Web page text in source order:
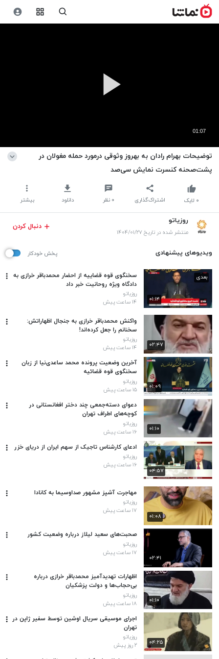
01:07
توضیحات بهرام رادان به بهروز وثوقی در‌مورد حمله مغولان در
پشت‌صحنه کنسرت نمایش سی‌صد
اشتراک‌گذاری ۰ نظر دانلود بیشتر ۰ لایک
روزیاتو
منتشر شده در تاریخ ۱۴۰۴/۰۱/۲۷
دنبال کردن
ویدیوهای پیشنهادی پخش خودکار
۰۱:۱۴
بعدی
سخنگوی قوه قضاییه از احضار محمدباقر خرازی به
دادگاه ویژه روحانیت خبر داد
روزیاتو
۱۴ ساعت پیش
۰۲:۴۷
واکنش محمدباقر خرازی به جنجال اظهاراتش:
سخنانم را جعل کرده‌اند!
روزیاتو
۱۴ ساعت پیش
۰۱:۰۹
آخرین وضعیت پرونده محمد ساعدی‌نیا از زبان
سخنگوی قوه قضائیه
روزیاتو
۱۵ ساعت پیش
۰۱:۱۰
دعوای دسته‌جمعی چند دختر افغانستانی در
کوچه‌های اطراف تهران
روزیاتو
۱۶ ساعت پیش
۰۴:۵۷
ادعای کارشناس تاجیک از سهم ایران از دریای خزر
روزیاتو
۱۶ ساعت پیش
۰۱:۰۸
مهاجرت آشپز مشهور صداوسیما به کانادا
روزیاتو
۱۷ ساعت پیش
۰۲:۴۱
صحبت‌های سعید لیلاز درباره وضعیت کشور
روزیاتو
۱۷ ساعت پیش
۰۱:۱۰
اظهارات تهدیدآمیز محمدباقر خرازی درباره
بی‌حجاب‌ها و دولت پزشکیان
روزیاتو
۱۸ ساعت پیش
۰۴:۲۵
اجرای موسیقی سریال اوشین توسط سفیر ژاپن در
تهران
روزیاتو
۲ روز پیش